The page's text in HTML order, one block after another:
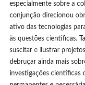
especialmente sobre a
conjunção direcionou
ativo das tecnologias
às questões científicas.
suscitar e ilustrar
debruçar ainda mais
investigações científicas